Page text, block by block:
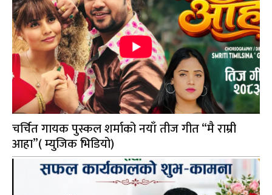
चर्चित गायक पुस्कल शर्माको नयाँ तीज गीत “मै राम्री
आहा”( म्युजिक भिडियो)